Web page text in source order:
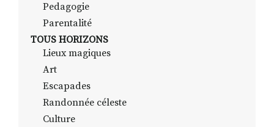
Pedagogie
Parentalité
TOUS HORIZONS
Lieux magiques
Art
Escapades
Randonnée céleste
Culture